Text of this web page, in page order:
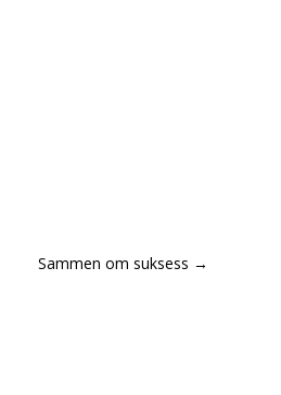
Sammen om suksess →